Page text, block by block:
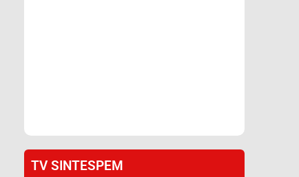
TV SINTESPEM